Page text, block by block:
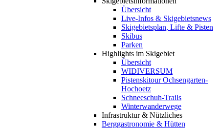
Übersicht
Live-Infos & Skigebietsnews
Skigebietsplan, Lifte & Pisten
Skibus
Parken
Highlights im Skigebiet
Übersicht
WIDIVERSUM
Pistenskitour Ochsengarten-
Hochoetz
Schneeschuh-Trails
Winterwanderwege
Infrastruktur & Nützliches
Berggastronomie & Hütten